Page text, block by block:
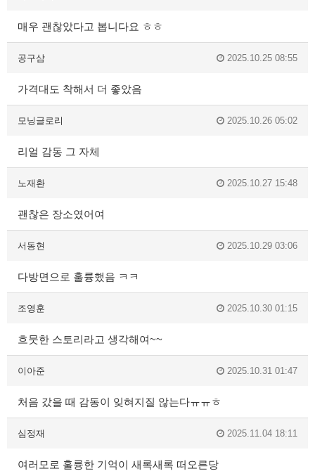
매우 괜찮았다고 봅니다요 ㅎㅎ
공구삼 2025.10.25 08:55
가격대도 착해서 더 좋았음
모닝글로리 2025.10.26 05:02
리얼 감동 그 자체
노재환 2025.10.27 15:48
괜찮은 장소였어여
서동현 2025.10.29 03:06
다방면으로 훌륭했음 ㅋㅋ
조영훈 2025.10.30 01:15
흐뭇한 스토리라고 생각해여~~
이아준 2025.10.31 01:47
처음 갔을 때 감동이 잊혀지질 않는다ㅠㅠㅎ
심정재 2025.11.04 18:11
여러모로 훌륭한 기억이 새록새록 떠오른당